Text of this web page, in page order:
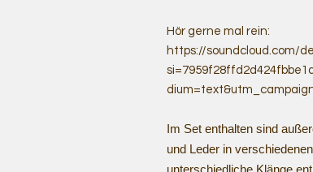
Hör gerne mal rein:
https://soundcloud.com/
Im Set enthalten sind
und Leder in
unterschiedliche Klänge